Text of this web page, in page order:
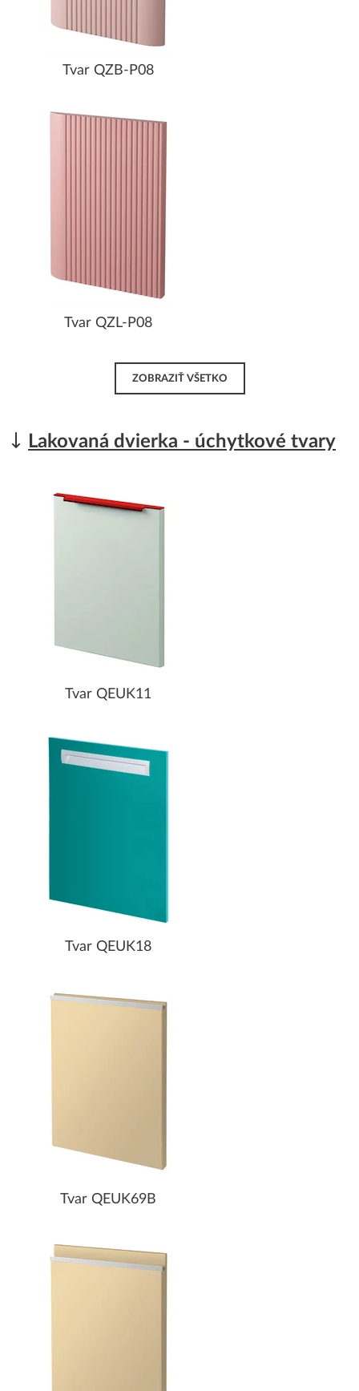
Tvar QZB-P08
Tvar QZL-P08
ZOBRAZIŤ VŠETKO
Lakovaná dvierka - úchytkové tvary
Tvar QEUK11
Tvar QEUK18
Tvar QEUK69B